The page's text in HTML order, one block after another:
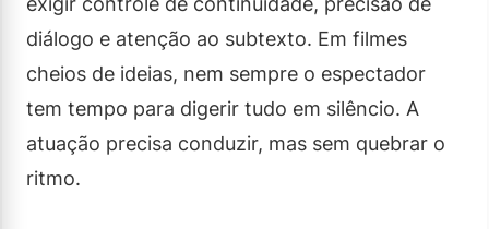
diálogo e atenção ao subtexto. Em filmes
cheios de ideias, nem sempre o espectador
tem tempo para digerir tudo em silêncio. A
atuação precisa conduzir, mas sem quebrar o
ritmo.